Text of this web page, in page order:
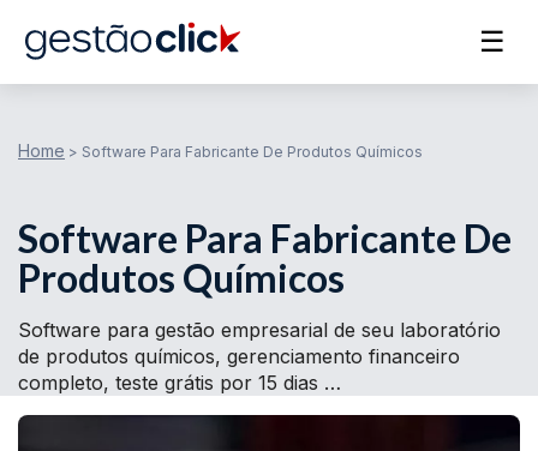
☰
Home > Software Para Fabricante De Produtos Químicos
Software Para Fabricante De
Produtos Químicos
Software para gestão empresarial de seu laboratório
de produtos químicos, gerenciamento financeiro
completo, teste grátis por 15 dias …